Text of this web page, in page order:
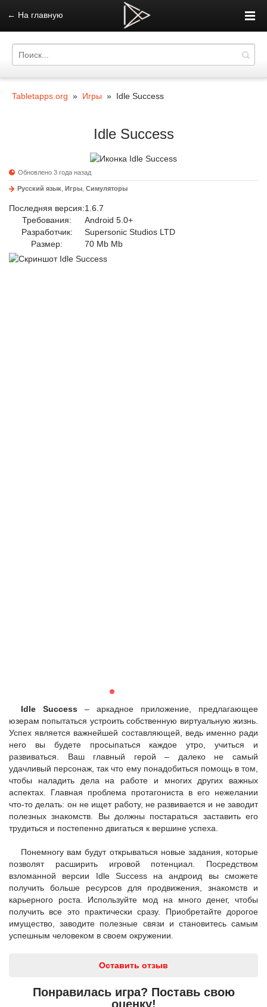
← На главную
Tabletapps.org » Игры » Idle Success
Idle Success
Обновлено 3 года назад
Русский язык Игры Симуляторы
Последняя версия:1.6.7
Требования:
Android 5.0+
Разработчик:
Supersonic Studios LTD
Размер:
70 Mb Mb
Idle Success – аркадное приложение, предлагающее
юзерам попытаться устроить собственную виртуальную жизнь.
Успех является важнейшей составляющей, ведь именно ради
него вы будете просыпаться каждое утро, учиться и
развиваться. Ваш главный герой – далеко не самый
удачливый персонаж, так что ему понадобиться помощь в том,
чтобы наладить дела на работе и многих других важных
аспектах. Главная проблема протагониста в его нежелании
что-то делать: он не ищет работу, не развивается и не заводит
полезных знакомств. Вы должны постараться заставить его
трудиться и постепенно двигаться к вершине успеха.
Понемногу вам будут открываться новые задания, которые
позволят расширить игровой потенциал. Посредством
взломанной версии Idle Success на андроид вы сможете
получить больше ресурсов для продвижения, знакомств и
карьерного роста. Используйте мод на много денег, чтобы
получить все это практически сразу. Приобретайте дорогое
имущество, заводите полезные связи и становитесь самым
успешным человеком в своем окружении.
Оставить отзыв
Понравилась игра? Поставь свою
оценку!